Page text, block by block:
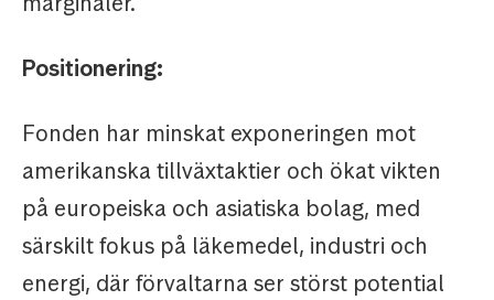
Positionering:
Fonden har minskat exponeringen mot
amerikanska tillväxtaktier och ökat vikten
på europeiska och asiatiska bolag, med
särskilt fokus på läkemedel, industri och
energi, där förvaltarna ser störst potential